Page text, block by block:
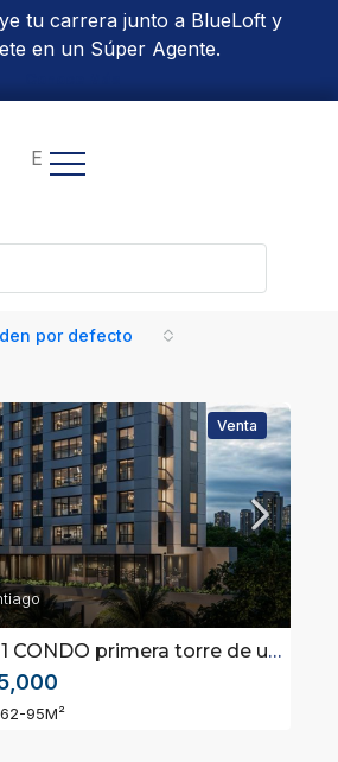
tu carrera junto a BlueLoft y
en un Súper Agente.
EN
por defecto
Venta
primera torre de uso mixto en Santiago
62-95M²